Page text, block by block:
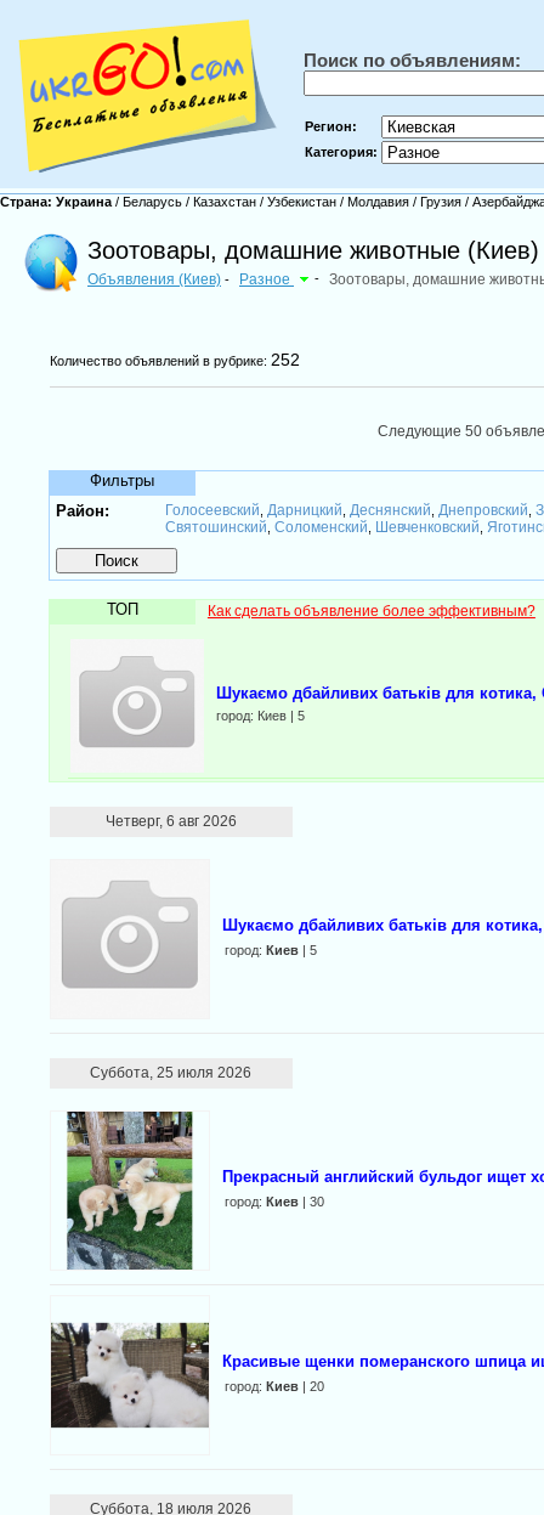
Поиск по объявлениям:
Регион:
Категория:
Страна: Украина / Беларусь / Казахстан / Узбекистан / Молдавия / Грузия /
Зоотовары, домашние животные (Киев)
Объявления (Киев) - Разное - Зоотовары, домашние
Количество объявлений в рубрике: 252
Следующие 50
Фильтры
Район:
Голосеевский Дарницкий Деснянский Днепровский
Святошинский Соломенский Шевченковский
ТОП Как сделать объявление более эффективным?
Шукаємо дбайливих батьків для котика,
город: Киев | 5
Четверг, 6 авг 2026
Шукаємо дбайливих батьків для
город: Киев| 5
Суббота, 25 июля 2026
Прекрасный английский бульдог ищет
город: Киев| 30
Красивые щенки померанского шпица
город: Киев| 20
Суббота, 18 июля 2026